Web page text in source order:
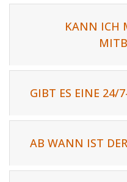
KANN ICH
GIBT ES EINE 24/
AB WANN IST